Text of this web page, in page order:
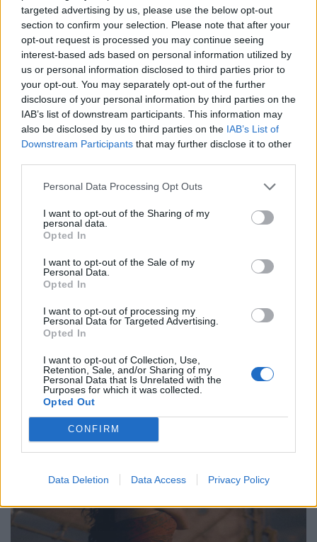
targeted advertising by us, please use the below opt-out
section to confirm your selection. Please note that after your
opt-out request is processed you may continue seeing
interest-based ads based on personal information utilized by
us or personal information disclosed to third parties prior to
your opt-out. You may separately opt-out of the further
disclosure of your personal information by third parties on the
IAB’s list of downstream participants. This information may
also be disclosed by us to third parties on the IAB’s List of
Downstream Participants that may further disclose it to other
Personal Data Processing Opt Outs
I want to opt-out of the Sharing of my
personal data.
Opted In
I want to opt-out of the Sale of my
Personal Data.
Opted In
I want to opt-out of processing my
Personal Data for Targeted Advertising.
Opted In
I want to opt-out of Collection, Use,
Retention, Sale, and/or Sharing of my
Personal Data that Is Unrelated with the
Purposes for which it was collected.
Opted Out
CONFIRM
Data Deletion Data Access Privacy Policy
Philip Glass: Παγκόσμια γιορτή για τα 90ά
Νο. 15: Lincoln”
Ο Philip Glass θα γιορτάσει τα 90ά του γενέθλια στις 31
που κορυφώνεται με την παγκόσμια πρεμιέρα της "Συμφωνίας
Νο. 15: Lincoln" και επετειακά